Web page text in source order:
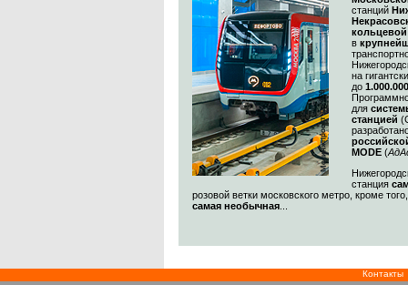
станций
в
на
до
для
станцией
MODE (
станция
розовой ветки московского метро, кроме
самая необычная
Контакты